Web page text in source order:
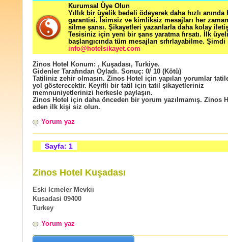
Kurumsal Üye Olun
Yıllık bir üyelik bedeli ödeyerek daha hızlı
garantisi. İsimsiz ve kimliksiz mesajları her zaman
silme şansı. Şikayetleri yazanlarla daha kolay
Tesisiniz için yeni bir şans yaratma fırsatı. İlk
başlangıcında tüm mesajları sıfırlayabilme. Şimdi
info@hotelsikayet.com
Zinos Hotel Konum: , Kuşadası, Turkiye.
Gidenler Tarafından Oyladı. Sonuç: 0/ 10 (Kötü)
Tatiliniz zehir olmasın. Zinos Hotel için yapılan yorumlar
yol gösterecektir. Keyifli bir tatil için tatil şikayetleriniz
memnuniyetlerinizi herkesle paylaşın.
Zinos Hotel için daha önceden bir yorum yazılmamış. Zinos
eden ilk kişi siz olun.
Yorum yaz
Sayfa: 1
Zinos Hotel Kuşadası
Eski Icmeler Mevkii
Kusadasi 09400
Turkey
Yorum yaz